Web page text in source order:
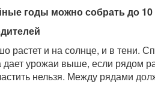
годы можно собрать до 10
растет и на солнце, и в тени.
дает урожаи выше, если рядом
нельзя. Между рядами